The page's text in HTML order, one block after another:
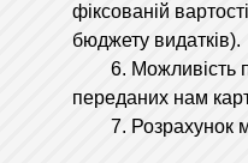
фіксованій
бюджету видатків).
6. Можливість
переданих нам
7. Розрахунок